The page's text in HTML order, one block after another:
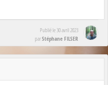
Publié le30 avril 2023
parStéphane FILSER